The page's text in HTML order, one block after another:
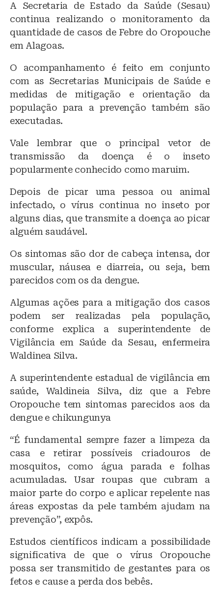
e
s
k
c
e
o
o
k
at
s
p
p
A Secretaria de Estado da Saúde (Sesau)
continua realizando o monitoramento da
quantidade de casos de Febre do Oropouche
em Alagoas.
O acompanhamento é feito em conjunto
com as Secretarias Municipais de Saúde e
medidas de mitigação e orientação da
população para a prevenção também são
executadas.
Vale lembrar que o principal vetor de
transmissão da doença é o inseto
popularmente conhecido como maruim.
Depois de picar uma pessoa ou animal
infectado, o vírus continua no inseto por
alguns dias, que transmite a doença ao picar
alguém saudável.
Os sintomas são dor de cabeça intensa, dor
muscular, náusea e diarreia, ou seja, bem
parecidos com os da dengue.
Algumas ações para a mitigação dos casos
podem ser realizadas pela população,
conforme explica a superintendente de
Vigilância em Saúde da Sesau, enfermeira
Waldinea Silva.
A superintendente estadual de vigilância em
saúde, Waldineia Silva, diz que a Febre
Oropouche tem sintomas parecidos aos da
dengue e chikungunya
“É fundamental sempre fazer a limpeza da
casa e retirar possíveis criadouros de
mosquitos, como água parada e folhas
acumuladas. Usar roupas que cubram a
maior parte do corpo e aplicar repelente nas
áreas expostas da pele também ajudam na
prevenção”, expôs.
Estudos científicos indicam a possibilidade
significativa de que o vírus Oropouche
possa ser transmitido de gestantes para os
fetos e cause a perda dos bebês.